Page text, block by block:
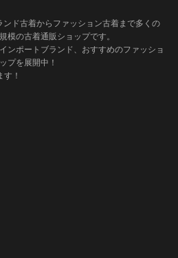
ド古着からファッション古着まで多くの
模の古着通販ショップです。
ンポートブランド、おすすめのファッショ
プを展開中！
！